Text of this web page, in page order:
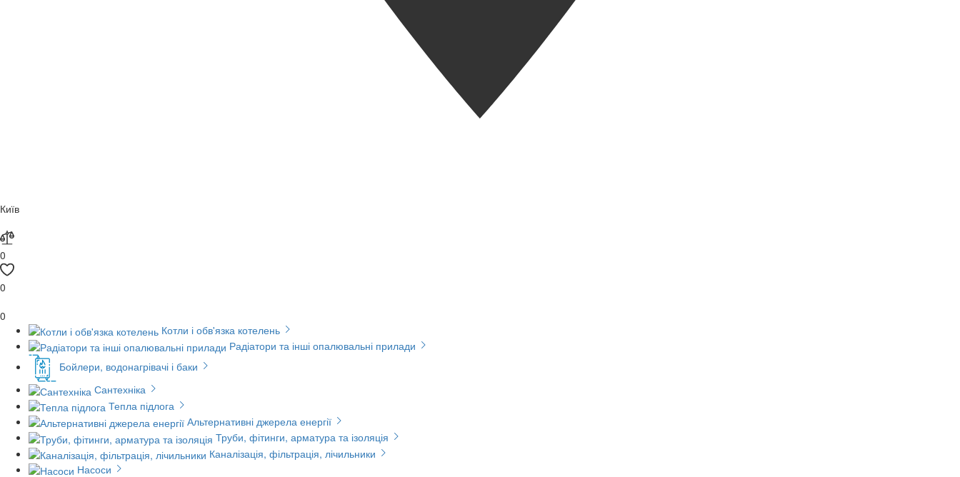
Київ
0
0
0
Котли і обв'язка котелень
Радіатори та інші опалювальні прилади
Бойлери, водонагрівачі і баки
Сантехніка
Тепла підлога
Альтернативні джерела енергії
Труби, фітинги, арматура та ізоляція
Каналізація, фільтрація, лічильники
Насоси